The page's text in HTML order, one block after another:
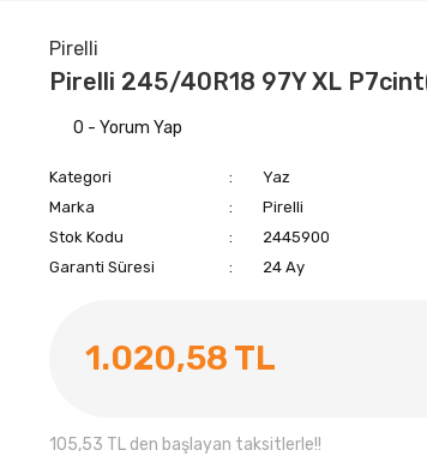
Pirelli
Pirelli 245/40R18 97Y XL
0 - Yorum Yap
Kategori
Yaz
Marka
Pirelli
Stok Kodu
2445900
Garanti Süresi
24 Ay
1.020,58 TL
105,53 TL den başlayan taksitlerle!!